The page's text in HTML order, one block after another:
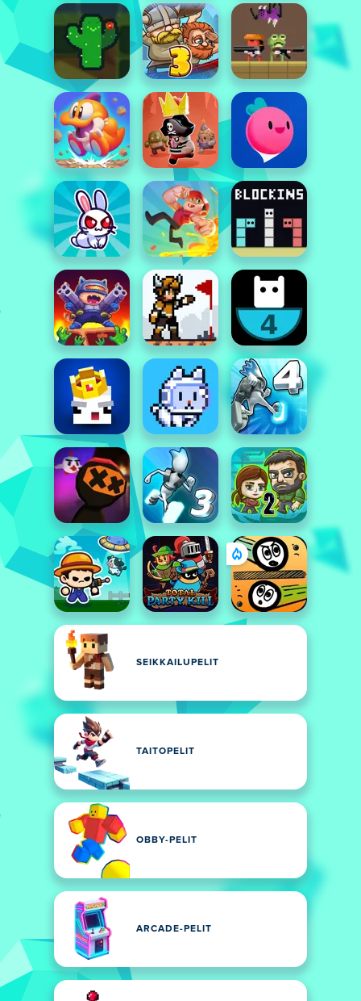
SEIKKAILUPELIT
TAITOPELIT
OBBY-PELIT
ARCADE-PELIT